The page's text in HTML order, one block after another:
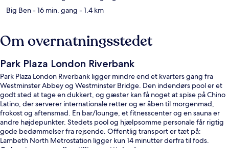
Big Ben- 16 min. gang - 1.4 km
Om overnatningsstedet
Park Plaza London Riverbank
Park Plaza London Riverbank ligger mindre end et kvarters gang fra
Westminster Abbey og Westminster Bridge. Den indendørs pool er et
godt sted at tage en dukkert, og gæster kan få noget at spise på Chino
Latino, der serverer internationale retter og er åben til morgenmad,
frokost og aftensmad. En bar/lounge, et fitnesscenter og en sauna er
andre højdepunkter. Stedets pool og hjælpsomme personale får rigtig
gode bedømmelser fra rejsende. Offentlig transport er tæt på:
Lambeth North Metrostation ligger kun 14 minutter derfra til fods.